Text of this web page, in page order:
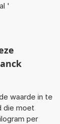
'
waarde in te
die moet
per